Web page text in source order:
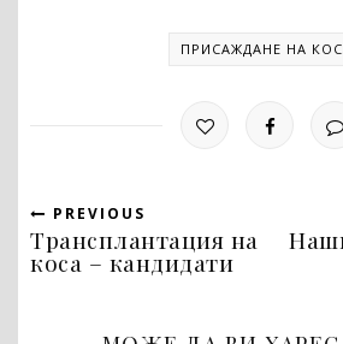
ПРИСАЖДАНЕ НА
PREVIOUS
Трансплантация на
коса – кандидати